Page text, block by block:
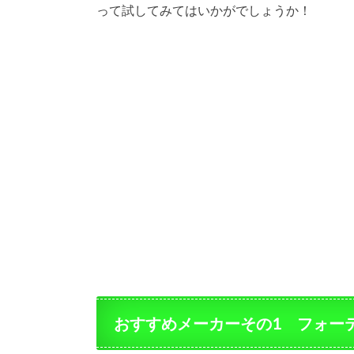
って試してみてはいかがでしょうか！
おすすめメーカーその1 フォー